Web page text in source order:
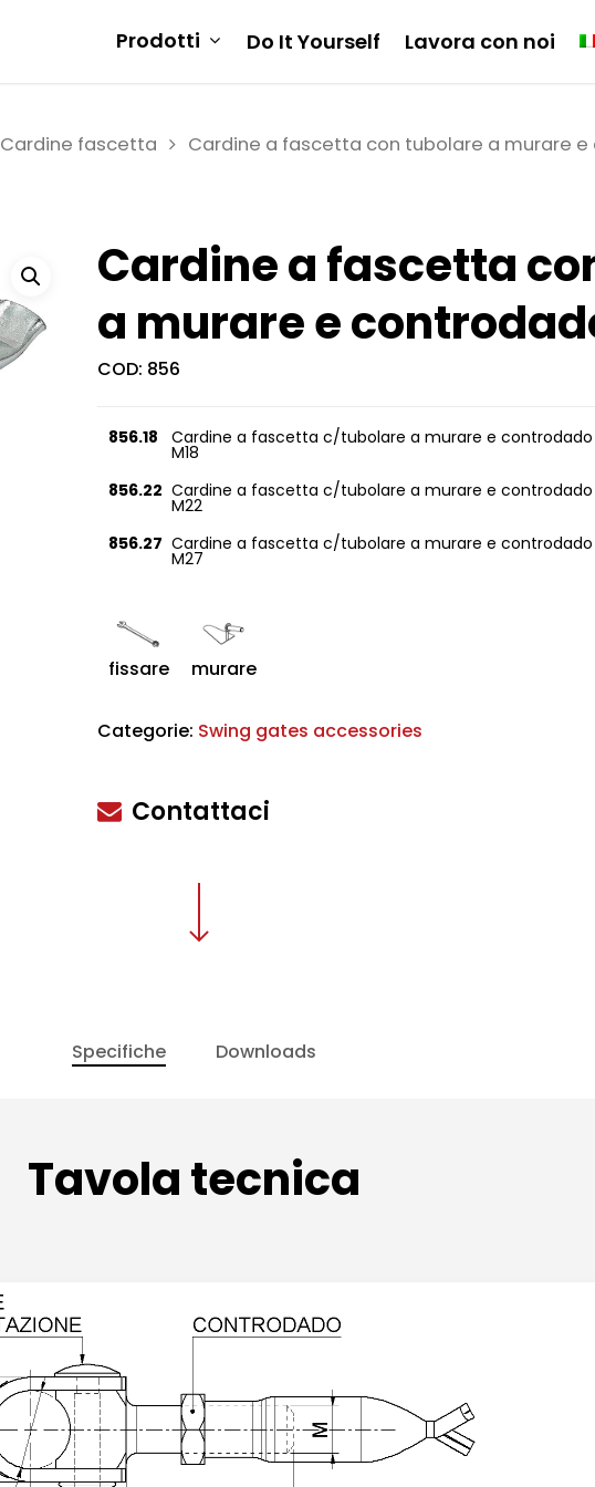
Prodotti Do It Yourself Lavora con noi
Cardine fascetta Cardine a fascetta con tubolare a murare
Cardine a fascetta
a murare e
COD: 856
856.18 Cardine a fascetta c/tubolare a murare e
M18
856.22 Cardine a fascetta c/tubolare a murare e
M22
856.27 Cardine a fascetta c/tubolare a murare e
M27
fissare murare
Categorie: Swing gates accessories
Contattaci
Specifiche Downloads
Tavola tecnica